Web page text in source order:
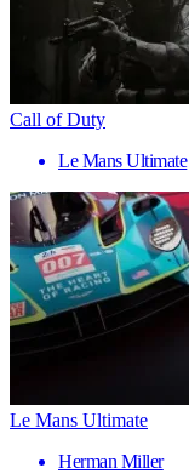
Call of Duty
Le Mans Ultimate
Le Mans Ultimate
Herman Miller